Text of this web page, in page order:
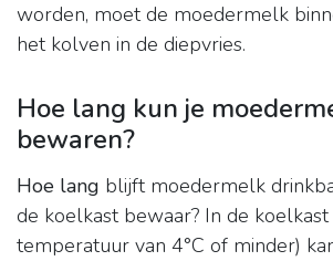
worden, moet de moedermelk
het kolven in de diepvries.
Hoe lang kun je
bewaren?
Hoe lang blijft moedermelk
de koelkast bewaar? In de
temperatuur van 4°C of minder)